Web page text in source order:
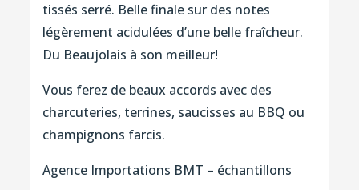
tissés serré. Belle finale sur des notes
légèrement acidulées d’une belle fraîcheur.
Du Beaujolais à son meilleur!
Vous ferez de beaux accords avec des
charcuteries, terrines, saucisses au BBQ ou
champignons farcis.
Agence Importations BMT – échantillons